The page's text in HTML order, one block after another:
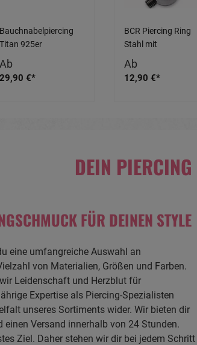
Bauchnabelpiercing
Titan 925er
Silbermotiv Blume mit
Schmetterling
8mm/10mm/12mm
Ab
29,90 €*
BCR Piercing Ring
Stahl mit
Schraubkugel von
4mm bis 15mm
Stabstärke
Ab
12,90 €*
DEIN
FÜR DEINEN STYLE
eine umfangreiche Auswahl an
von Materialien, Größen und Farben.
Leidenschaft und Herzblut für
Expertise als Piercing-Spezialisten
unseres Sortiments wider. Wir bieten dir
Versand innerhalb von 24 Stunden.
Ziel. Daher stehen wir dir bei jedem Schritt